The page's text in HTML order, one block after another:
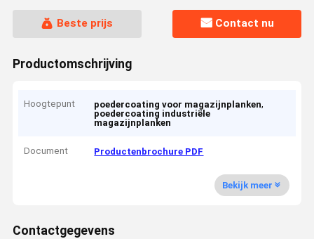
Beste prijs Contact nu
Productomschrijving
Hoogtepunt poedercoating voor magazijnplanken,
poedercoating industriële
magazijnplanken
Document Productenbrochure PDF
Bekijk meer
Contactgegevens